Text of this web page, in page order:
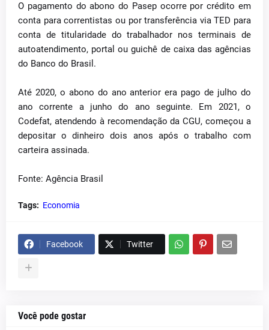
O pagamento do abono do Pasep ocorre por crédito em
conta para correntistas ou por transferência via TED para
conta de titularidade do trabalhador nos terminais de
autoatendimento, portal ou guichê de caixa das agências
do Banco do Brasil.
Até 2020, o abono do ano anterior era pago de julho do
ano corrente a junho do ano seguinte. Em 2021, o
Codefat, atendendo à recomendação da CGU, começou a
depositar o dinheiro dois anos após o trabalho com
carteira assinada.
Fonte: Agência Brasil
Tags: Economia
Facebook Twitter
Você pode gostar